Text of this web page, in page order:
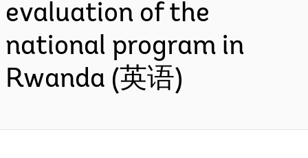
evaluation of the
national program in
Rwanda (英语)